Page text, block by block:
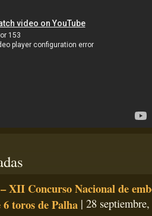
XII Concurso Nacional de
toros de Palha | 28